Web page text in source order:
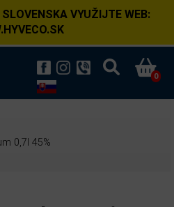
VYUŽIJTE WEB:
0
0,7l 45%